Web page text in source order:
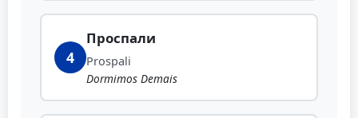
4
Проспали
Prospali
Dormimos Demais